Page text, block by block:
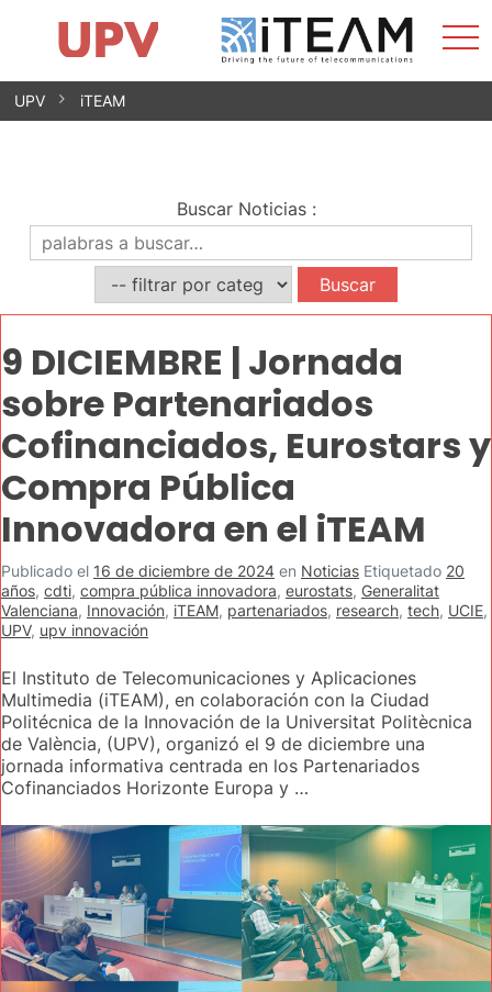
Saltar
Impacto
Grupos de investigación
Instalaciones
Spin-offs
Contacto
Prácticas
Noticias
Unidad de Igualdad
UPV iTEAM
Buscar Noticias:
9 DICIEMBRE | Jornada
sobre Partenariados
Cofinanciados, Eurostars y
Compra Pública
Innovadora en el iTEAM
Publicado el 16 de diciembre de 2024 en Noticias Etiquetado 20
años, cdti, compra pública innovadora, eurostats, Generalitat
Valenciana, Innovación, iTEAM, partenariados, research, tech, UCIE,
UPV, upv innovación
El Instituto de Telecomunicaciones y Aplicaciones
Multimedia (iTEAM), en colaboración con la Ciudad
Politécnica de la Innovación de la Universitat Politècnica
de València, (UPV), organizó el 9 de diciembre una
jornada informativa centrada en los Partenariados
Cofinanciados Horizonte Europa y …